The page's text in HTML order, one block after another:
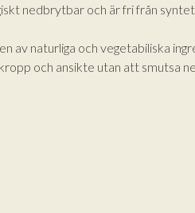
nedbrytbar och är fri från
naturliga och vegetabiliska
och ansikte utan att smutsa